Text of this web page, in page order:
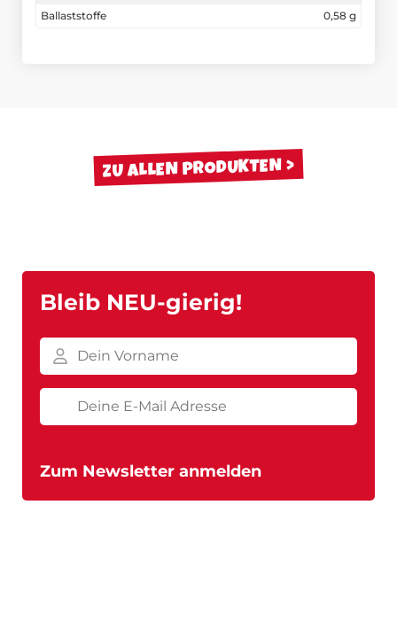
Ballaststoffe
0,58 g
ZU ALLEN PRODUKTEN
Bleib NEU-gierig!